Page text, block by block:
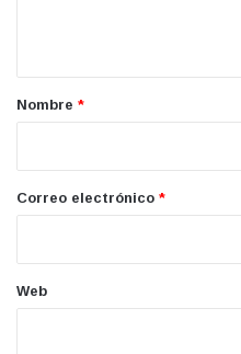
r
*
Nombre *
Correo electrónico *
Web